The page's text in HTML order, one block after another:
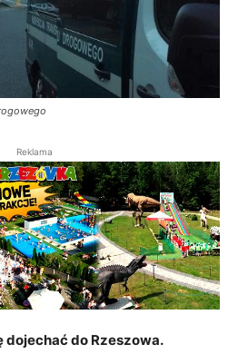
Reklama
dojechać do Rzeszowa.